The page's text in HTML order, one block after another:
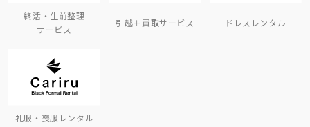
終活・生前整理
サービス
引越＋買取サービス ドレスレンタル
礼服・喪服レンタル